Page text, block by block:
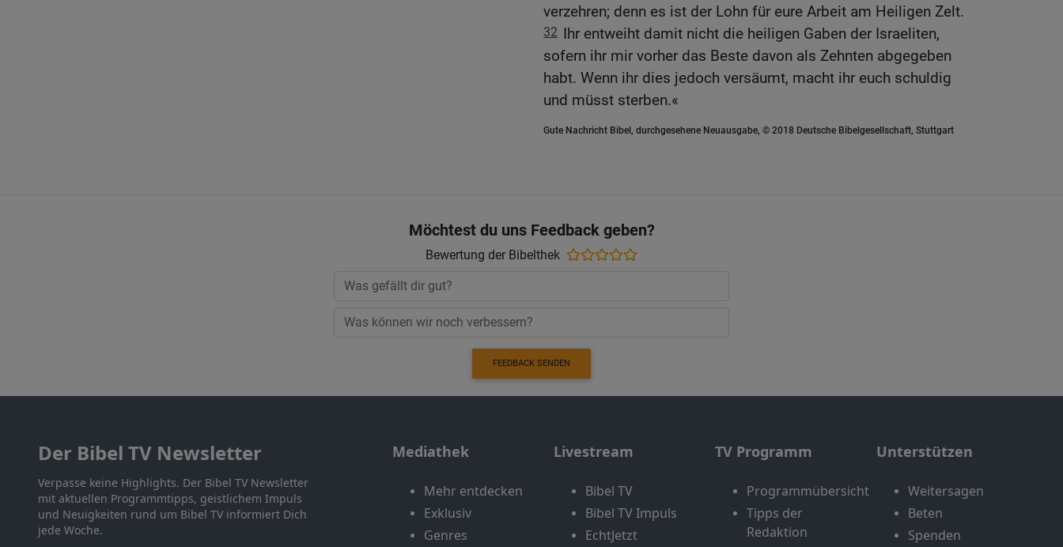
verzehren; denn es ist der Lohn für eure Arbeit am Heiligen Zelt.
32 Ihr entweiht damit nicht die heiligen Gaben der Israeliten,
sofern ihr mir vorher das Beste davon als Zehnten abgegeben
habt. Wenn ihr dies jedoch versäumt, macht ihr euch schuldig
und müsst sterben.«
Gute Nachricht Bibel, durchgesehene Neuausgabe, © 2018 Deutsche Bibelgesellschaft, Stuttgart
Möchtest du uns Feedback geben?
Bewertung der Bibelthek
FEEDBACK SENDEN
Der Bibel TV Newsletter
Verpasse keine Highlights. Der Bibel TV Newsletter
mit aktuellen Programmtipps, geistlichem Impuls
und Neuigkeiten rund um Bibel TV informiert Dich
jede Woche.
Mediathek
Mehr entdecken
Exklusiv
Genres
Livestream
Bibel TV
Bibel TV Impuls
EchtJetzt
TV Programm
Programmübersicht
Tipps der
Redaktion
Unterstützen
Weitersagen
Beten
Spenden